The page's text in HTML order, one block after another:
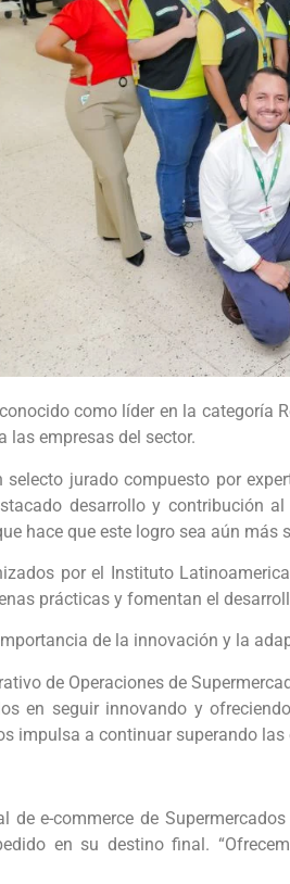
como líder en la categoría
las empresas del sector.
jurado compuesto por
desarrollo y contribución
hace que este logro sea aún más
por el Instituto
prácticas y fomentan el
de la innovación y la
de Operaciones de
en seguir innovando y
impulsa a continuar superando
de e-commerce de
en su destino final.